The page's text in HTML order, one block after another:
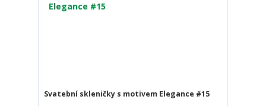
Svatební skleničky s motivem Elegance #15